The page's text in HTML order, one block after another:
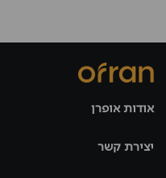
אודות אופרן
יצירת קשר